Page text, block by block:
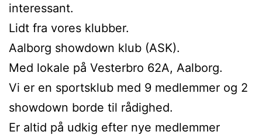
interessant.
Lidt fra vores klubber.
Aalborg showdown klub (ASK).
Med lokale på Vesterbro 62A, Aalborg.
Vi er en sportsklub med 9 medlemmer og 2
showdown borde til rådighed.
Er altid på udkig efter nye medlemmer